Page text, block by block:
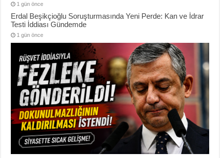
1 gün önce
Erdal Beşikçioğlu Soruşturmasında Yeni Perde: Kan ve İdrar
Testi İddiası Gündemde
1 gün önce